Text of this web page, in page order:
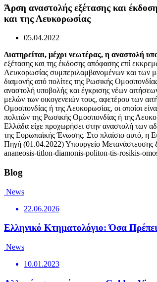
Άρση αναστολής εξέτασης και
και της Λευκορωσίας
05.04.2022
Διατηρείται, μέχρι νεωτέρας, η αναστολή
εξέτασης και της έκδοσης απόφασης επί
Λευκορωσίας συμπεριλαμβανομένων και των
διαμονής από πολίτες της Ρωσικής
αναστολή υποβολής και έγκρισης νέων
μελών των οικογενειών τους, αφετέρου των
Ομοσπονδίας ή της Λευκορωσίας, οι οποίοι
πολιτών της Ρωσικής Ομοσπονδίας ή της
Ελλάδα είχε προχωρήσει στην αναστολή των
της Ευρωπαϊκής Ένωσης. Στο πλαίσιο αυτό, η
Πηγή (01.04.2022) Υπουργείο
ananeosis-titlon-diamonis-politon-tis-rosikis-
Blog
News
22.06.2026
Ελληνικό Κτηματολόγιο: Όσα
News
10.01.2023